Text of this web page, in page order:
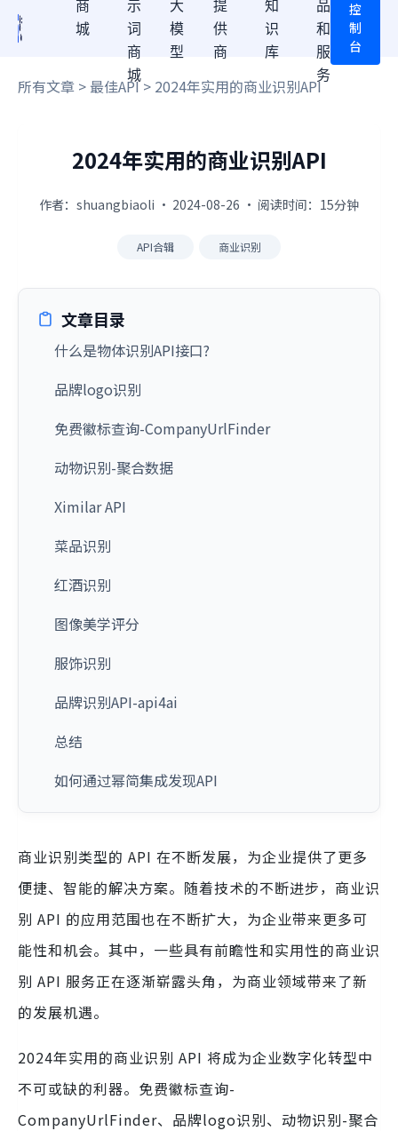
商
城
示
词
商
城
大
模
型
提
供
商
知
识
库
品
和
服
务
控
制
台
所有文章 > 最佳API> 2024年实用的商业识别API
2024年实用的商业识别API
作者：shuangbiaoli · 2024-08-26 · 阅读时间：15分钟
API合辑 商业识别
文章目录
什么是物体识别API接口?
品牌logo识别
免费徽标查询-CompanyUrlFinder
动物识别-聚合数据
Ximilar API
菜品识别
红酒识别
图像美学评分
服饰识别
品牌识别API-api4ai
总结
如何通过幂简集成发现API
商业识别类型的 API 在不断发展，为企业提供了更多
便捷、智能的解决方案。随着技术的不断进步，商业识
别 API 的应用范围也在不断扩大，为企业带来更多可
能性和机会。其中，一些具有前瞻性和实用性的商业识
别 API 服务正在逐渐崭露头角，为商业领域带来了新
的发展机遇。
2024年实用的商业识别 API 将成为企业数字化转型中
不可或缺的利器。免费徽标查询-
CompanyUrlFinder、品牌logo识别、动物识别-聚合